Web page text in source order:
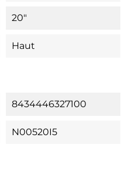
20"
Haut
8434446327100
N00520I5